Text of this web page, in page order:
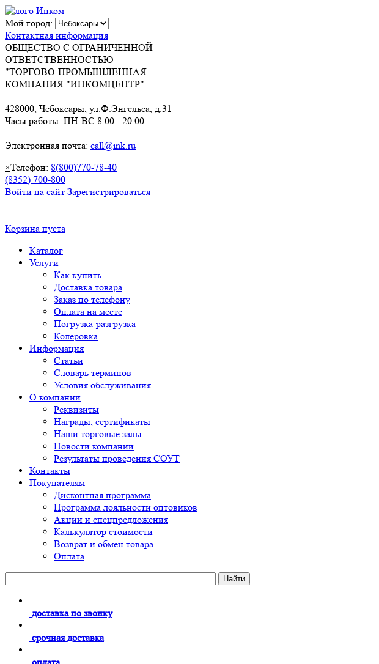
Мой город:
Контактная информация
ОБЩЕСТВО С ОГРАНИЧЕННОЙ
ОТВЕТСТВЕННОСТЬЮ
"ТОРГОВО-ПРОМЫШЛЕННАЯ
КОМПАНИЯ "ИНКОМЦЕНТР"
428000, Чебоксары, ул.Ф.Энгельса, д.31
Часы работы: ПН-ВС 8.00 - 20.00
Электронная почта: call@ink.ru
×Телефон: 8(800)770-78-40
(8352) 700-800
Войти на сайт Зарегистрироваться
Корзина пуста
Каталог
Услуги
Как купить
Доставка товара
Заказ по телефону
Оплата на месте
Погрузка-разгрузка
Колеровка
Информация
Статьи
Словарь терминов
Условия обслуживания
О компании
Реквизиты
Награды, сертификаты
Наши торговые залы
Новости компании
Результаты проведения СОУТ
Контакты
Покупателям
Дисконтная программа
Программа лояльности оптовиков
Акции и спецпредложения
Калькулятор стоимости
Возврат и обмен товара
Оплата
доставка по звонку
срочная доставка